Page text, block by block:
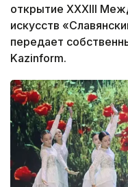
открытие XXXIII
искусств
передает
Kazinform.